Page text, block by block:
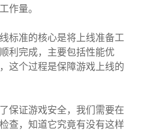
作量。
标准的核心是将上线准备工
利完成，主要包括性能优
这个过程是保障游戏上线的
保证游戏安全，我们需要在
查，知道它究竟有没有这样